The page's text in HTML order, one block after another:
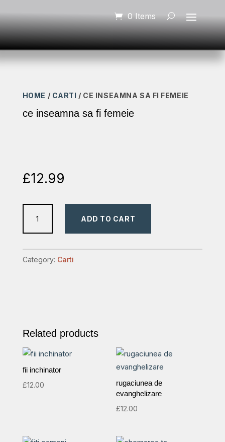
0 Items
HOME / CARTI / CE INSEAMNA SA FI FEMEIE
ce inseamna sa fi femeie
£12.99
inseamna
fi
femeie
ADD TO CART
Category: Carti
Related products
fii inchinator
£12.00
rugaciunea de
evanghelizare
£12.00